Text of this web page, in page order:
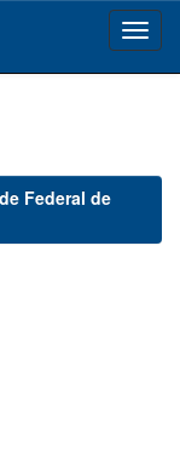
Federal de